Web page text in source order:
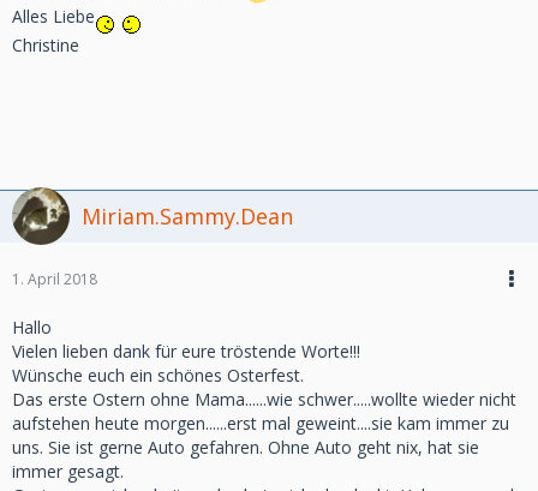
Alles Liebe
Christine
Miriam.Sammy.Dean
1. April 2018
Hallo
Vielen lieben dank für eure tröstende Worte!!!
Wünsche euch ein schönes Osterfest.
Das erste Ostern ohne Mama......wie schwer.....wollte wieder nicht
aufstehen heute morgen......erst mal geweint....sie kam immer zu
uns. Sie ist gerne Auto gefahren. Ohne Auto geht nix, hat sie
immer gesagt.